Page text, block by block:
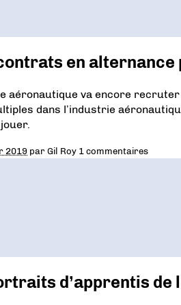
en alternance
aéronautique va encore
dans l’industrie
2019 parGil Roy 1 commentaires
d’apprentis de